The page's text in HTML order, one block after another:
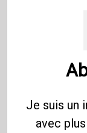
Je suis un
avec